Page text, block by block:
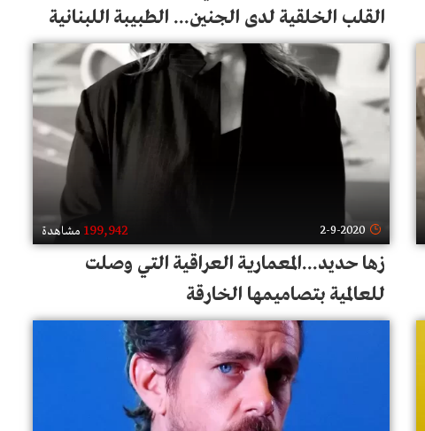
القلب الخلقية لدى الجنين... الطبيبة اللبنانية
الأصل ريما أرناؤوط تحقق إنجاز طبي ومارك
زوكربرغ يهنئها!
2-9-2020
199,942 مشاهدة
زها حديد...المعمارية العراقية التي وصلت
للعالمية بتصاميمها الخارقة